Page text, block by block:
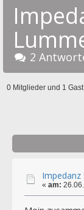
2
0 Mitglieder und 1
Impedanz
« am: